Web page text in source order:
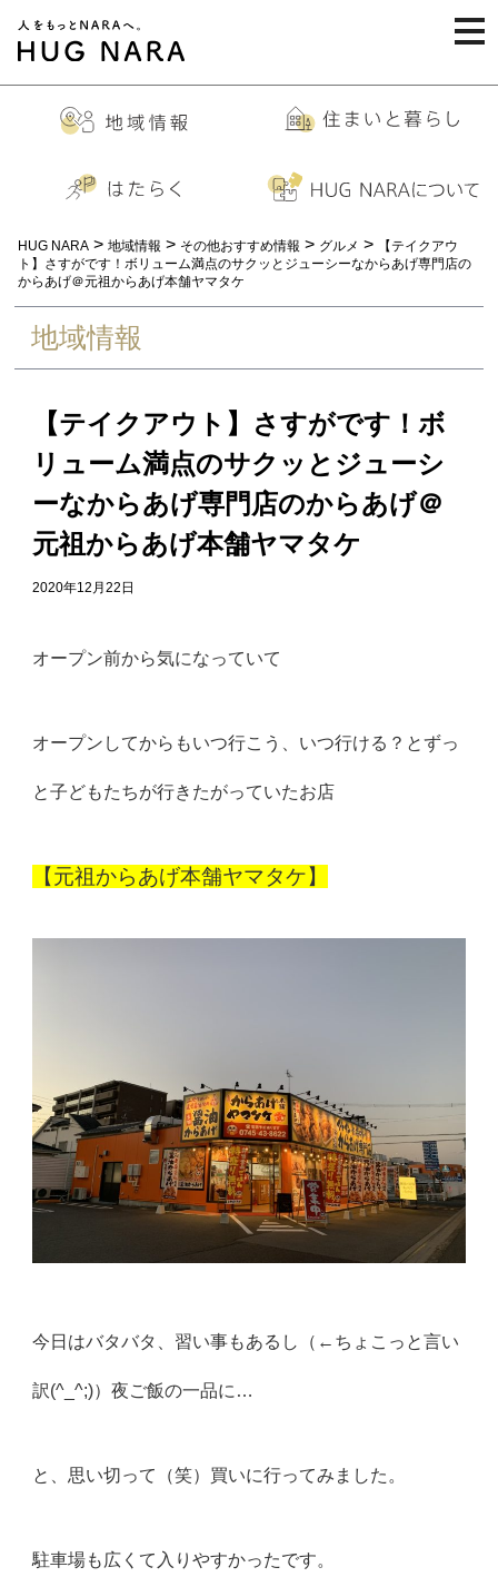
HUG NARA > 地域情報 > その他おすすめ情報 > グルメ >
【テイクアウ
ト】さすがです！ボリューム満点のサクッとジューシーなからあげ専門店の
からあげ＠元祖からあげ本舗ヤマタケ
地域情報
【テイクアウト】さすがです！ボ
リューム満点のサクッとジューシ
ーなからあげ専門店のからあげ＠
元祖からあげ本舗ヤマタケ
2020年12月22日
オープン前から気になっていて
オープンしてからもいつ行こう、いつ行ける？とずっ
と子どもたちが行きたがっていたお店
【元祖からあげ本舗ヤマタケ】
今日はバタバタ、習い事もあるし（←ちょこっと言い
訳(^_^;)）夜ご飯の一品に…
と、思い切って（笑）買いに行ってみました。
駐車場も広くて入りやすかったです。